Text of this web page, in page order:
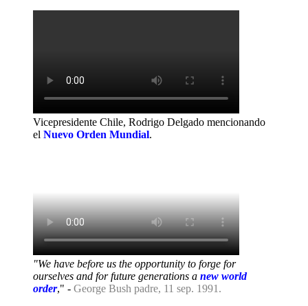
Vicepresidente Chile, Rodrigo Delgado mencionando
el Nuevo Orden Mundial.
"We have before us the opportunity to forge for
ourselves and for future generations a new world
order," - George Bush padre, 11 sep. 1991.